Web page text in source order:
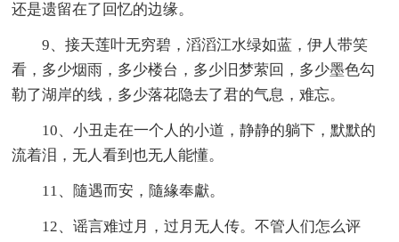
还是遗留在了回忆的边缘。
9、接天莲叶无穷碧，滔滔江水绿如蓝，伊人带笑
看，多少烟雨，多少楼台，多少旧梦萦回，多少墨色勾
勒了湖岸的线，多少落花隐去了君的气息，难忘。
10、小丑走在一个人的小道，静静的躺下，默默的
流着泪，无人看到也无人能懂。
11、隨遇而安，隨緣奉獻。
12、谣言难过月，过月无人传。不管人们怎么评